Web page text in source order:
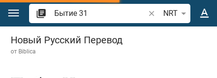
Перейти к содержанию
Поиск по отрывку
NRT
Бытие 31
Новый Русский Перевод
от Biblica